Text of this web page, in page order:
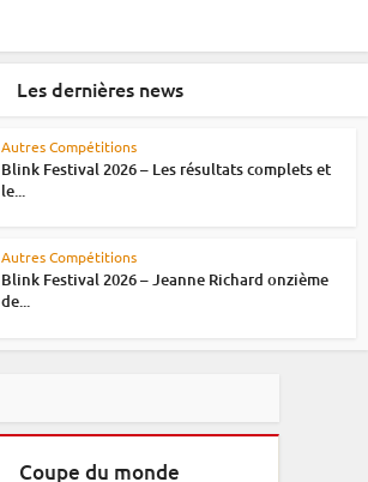
Les dernières news
Autres Compétitions
Blink Festival 2026 – Les résultats complets et
le...
Autres Compétitions
Blink Festival 2026 – Jeanne Richard onzième
de...
Coupe du monde